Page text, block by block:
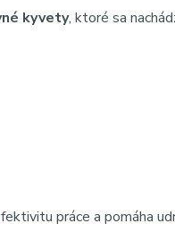
kyvety, ktoré sa
práce a pomáha